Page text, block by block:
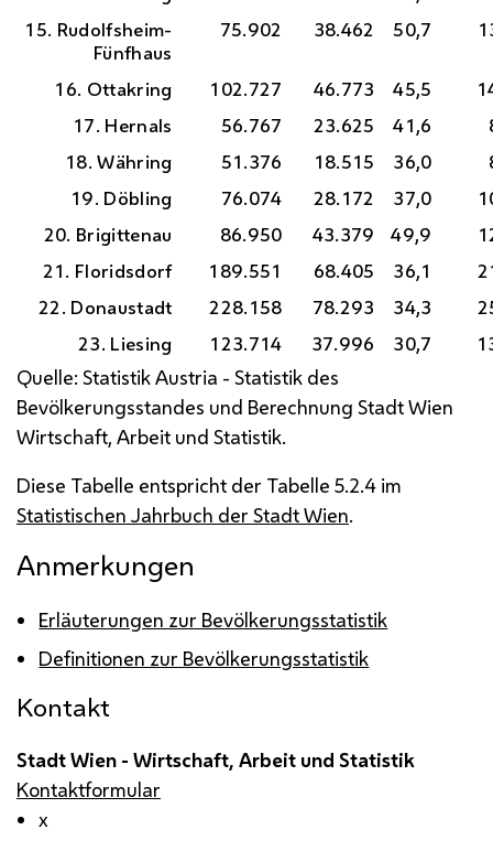
15. Rudolfsheim-
Fünfhaus
75.902 38.462 50,7
16. Ottakring 102.727 46.773 45,5
17. Hernals
56.767 23.625 41,6
18. Währing
51.376 18.515 36,0
19. Döbling
76.074 28.172 37,0
20. Brigittenau
86.950 43.379 49,9
21. Floridsdorf
189.551 68.405 36,1
22. Donaustadt
228.158 78.293 34,3
23. Liesing
123.714 37.996 30,7
Quelle: Statistik Austria - Statistik des
Bevölkerungsstandes und Berechnung Stadt Wien
Wirtschaft, Arbeit und Statistik.
Diese Tabelle entspricht der Tabelle 5.2.4 im
Statistischen Jahrbuch der Stadt Wien.
Anmerkungen
Erläuterungen zur Bevölkerungsstatistik
Definitionen zur Bevölkerungsstatistik
Kontakt
Stadt Wien - Wirtschaft, Arbeit und Statistik
Kontaktformular
x